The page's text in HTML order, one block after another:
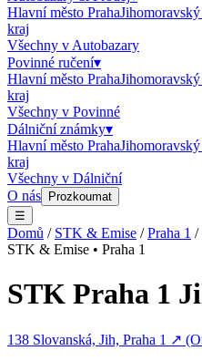
Hlavní město Praha
kraj
Všechny v Autobazary
Povinné ručení▾
Hlavní město Praha
kraj
Všechny v Povinné
Dálniční známky▾
Hlavní město Praha
kraj
Všechny v Dálniční
O nás
Prozkoumat
☰
Domů / STK & Emise /Praha 1 /
STK & Emise • Praha 1
STK Praha 1
138 Slovanská, Jih, Praha 1 ↗